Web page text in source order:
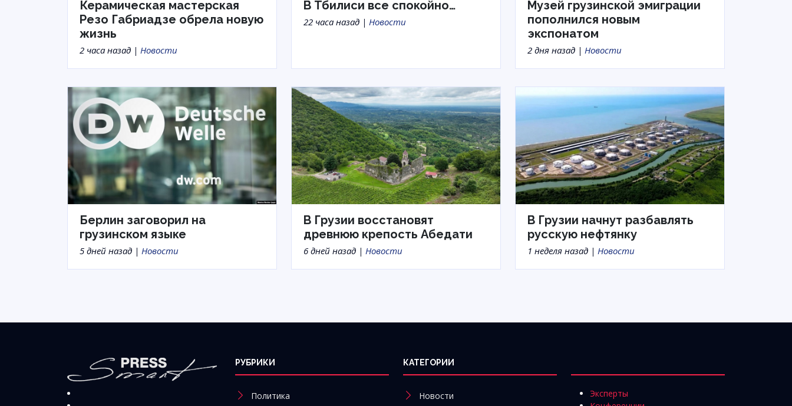
Керамическая мастерская
Резо Габриадзе обрела новую
жизнь
2 часа назад | Новости
В Тбилиси все спокойно…
22 часа назад | Новости
Музей грузинской эмиграции
пополнился новым
экспонатом
2 дня назад | Новости
Берлин заговорил на
грузинском языке
5 дней назад | Новости
В Грузии восстановят
древнюю крепость Абедати
6 дней назад | Новости
В Грузии начнут разбавлять
русскую нефтянку
1 неделя назад | Новости
РУБРИКИ
Политика
КАТЕГОРИИ
Новости
Эксперты